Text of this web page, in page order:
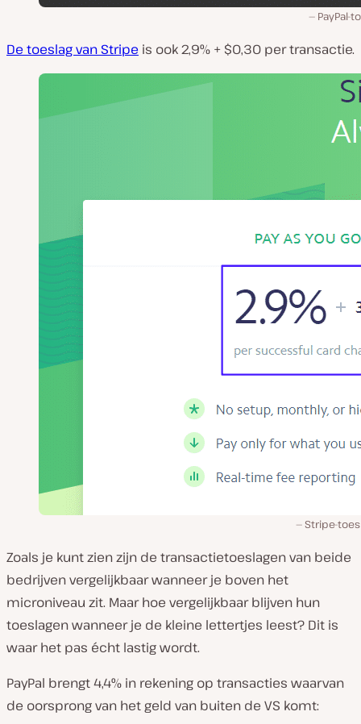
PayPal-
De toeslag van Stripe is ook 2,9% + $0,30 per transactie.
Stripe-
Zoals je kunt zien zijn de transactietoeslagen van beide
bedrijven vergelijkbaar wanneer je boven het
microniveau zit. Maar hoe vergelijkbaar blijven hun
toeslagen wanneer je de kleine lettertjes leest? Dit is
waar het pas écht lastig wordt.
PayPal brengt 4,4% in rekening op transacties waarvan
de oorsprong van het geld van buiten de VS komt: